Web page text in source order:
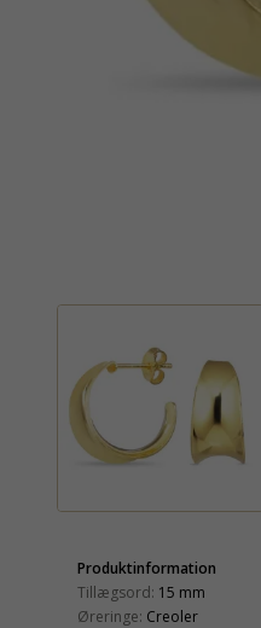
Produktinformation
Tillægsord: 15 mm
Øreringe: Creoler